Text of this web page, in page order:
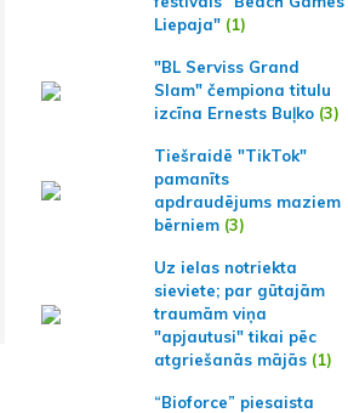
Liepaja"(1)
"BL Serviss Grand
Slam" čempiona titulu
izcīna Ernests Buļko(3)
Tiešraidē "TikTok"
pamanīts
apdraudējums maziem
bērniem(3)
Uz ielas notriekta
sieviete; par gūtajām
traumām viņa
"apjautusi" tikai pēc
atgriešanās mājās(1)
“Bioforce” piesaista